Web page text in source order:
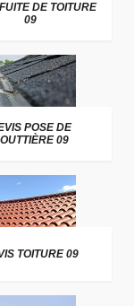
DE TOITURE
09
POSE DE
09
TOITURE 09